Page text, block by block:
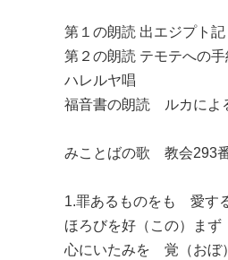
第１の朗読 出エジプト
第２の朗読 テモテへの
ハレルヤ唱
福音書の朗読 ルカによ
みことばの歌 教会293
1.罪あるものをも 愛す
ほろびを好（この）ま
心にいたみを 覚（おぼ